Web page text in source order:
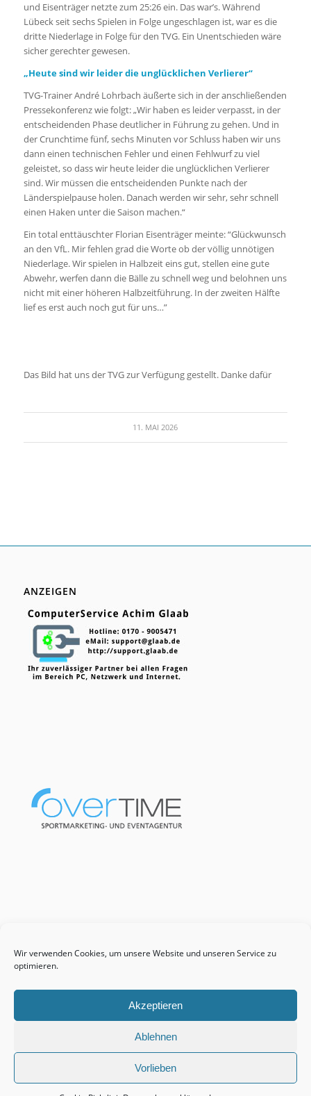
Wir verwenden Cookies, um unsere Website und unseren Service zu
optimieren.
Akzeptieren
Ablehnen
Vorlieben
und Eisenträger netzte zum 25:26 ein. Das war’s. Während
Lübeck seit sechs Spielen in Folge ungeschlagen ist, war es die
dritte Niederlage in Folge für den TVG. Ein Unentschieden wäre
sicher gerechter gewesen.
„Heute sind wir leider die unglücklichen Verlierer“
TVG-Trainer André Lohrbach äußerte sich in der anschließenden
Pressekonferenz wie folgt: „Wir haben es leider verpasst, in der
entscheidenden Phase deutlicher in Führung zu gehen. Und in
der Crunchtime fünf, sechs Minuten vor Schluss haben wir uns
dann einen technischen Fehler und einen Fehlwurf zu viel
geleistet, so dass wir heute leider die unglücklichen Verlierer
sind. Wir müssen die entscheidenden Punkte nach der
Länderspielpause holen. Danach werden wir sehr, sehr schnell
einen Haken unter die Saison machen.“
Ein total enttäuschter Florian Eisenträger meinte: “Glückwunsch
an den VfL. Mir fehlen grad die Worte ob der völlig unnötigen
Niederlage. Wir spielen in Halbzeit eins gut, stellen eine gute
Abwehr, werfen dann die Bälle zu schnell weg und belohnen uns
nicht mit einer höheren Halbzeitführung. In der zweiten Hälfte
lief es erst auch noch gut für uns…”
Das Bild hat uns der TVG zur Verfügung gestellt. Danke dafür
11. MAI 2026
ANZEIGEN